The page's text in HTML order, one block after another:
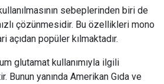
sebeplerinden biri de
çözünmesidir. Bu özellikleri mono
açıdan popüler kılmaktadır.
glutamat kullanımıyla ilgili
Bunun yanında Amerikan Gıda ve